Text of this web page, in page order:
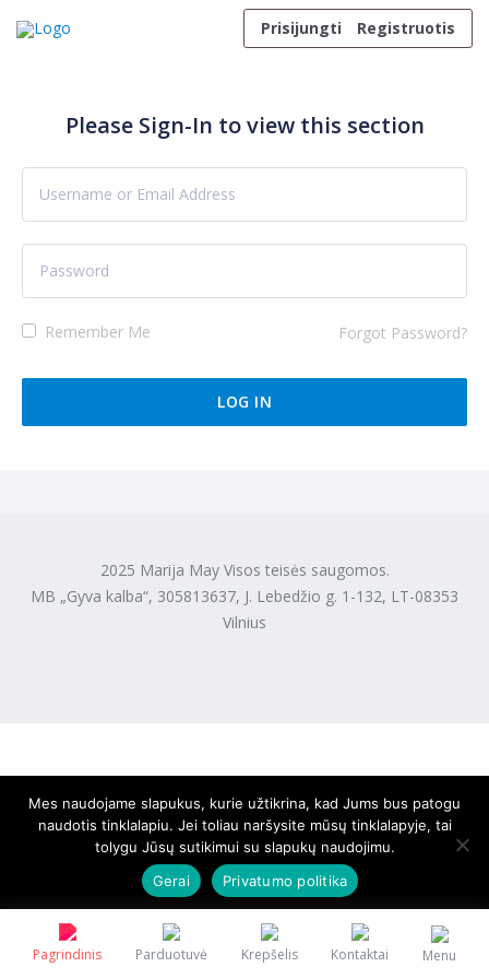
Prisijungti
Registruotis
Pagrindinis Parduotuvė Krepšelis Kontaktai Menu
Please Sign-In to view this section
Remember Me Forgot Password?
2025 Marija May Visos teisės saugomos.
MB „Gyva kalba“, 305813637, J. Lebedžio g. 1-132, LT-08353
Vilnius
Mes naudojame slapukus, kurie užtikrina, kad Jums bus patogu
naudotis tinklalapiu. Jei toliau naršysite mūsų tinklalapyje, tai
tolygu Jūsų sutikimui su slapukų naudojimu.
Gerai
Privatumo politika